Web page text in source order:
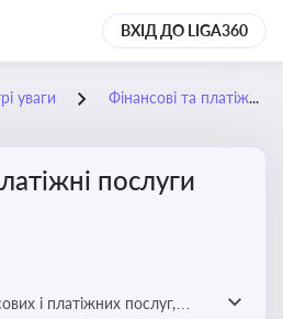
ВХІД ДО LIGA360
уваги Фінансові та платіжні послуги
послуги
і платіжних послуг,